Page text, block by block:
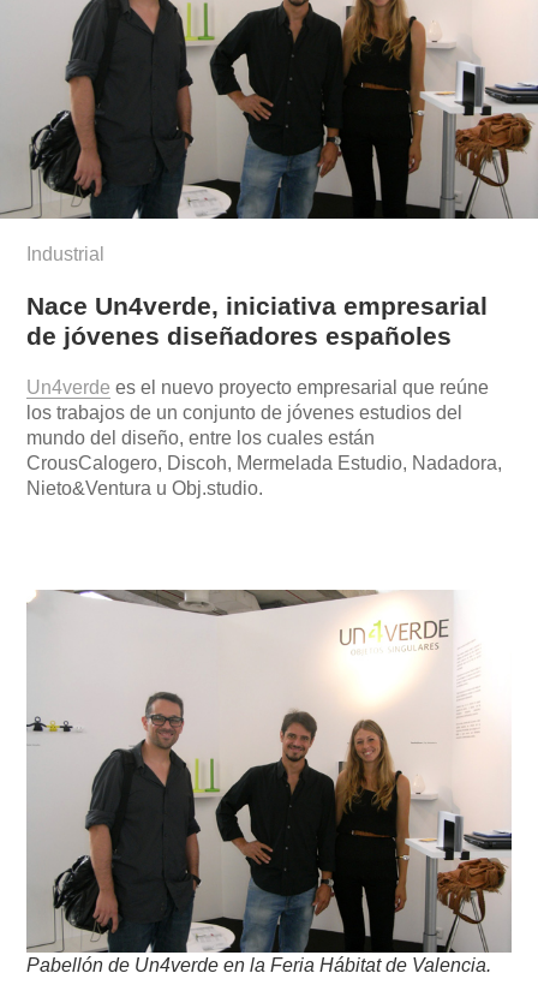
Industrial
Nace Un4verde, iniciativa empresarial
de jóvenes diseñadores españoles
Un4verde es el nuevo proyecto empresarial que reúne
los trabajos de un conjunto de jóvenes estudios del
mundo del diseño, entre los cuales están
CrousCalogero, Discoh, Mermelada Estudio, Nadadora,
Nieto&Ventura u Obj.studio.
Pabellón de Un4verde en la Feria Hábitat de Valencia.